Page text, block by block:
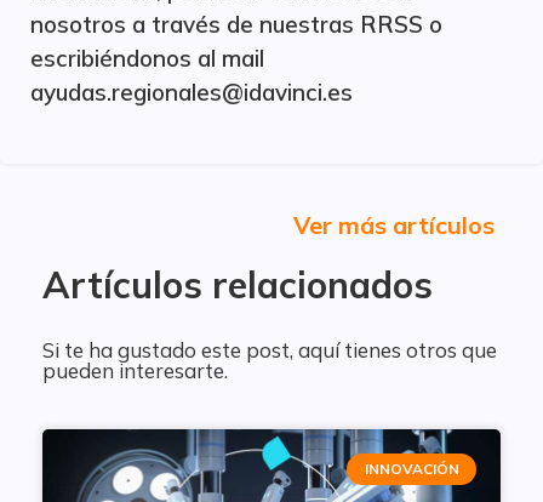
nosotros a través de nuestras RRSS o
escribiéndonos al mail
ayudas.regionales@idavinci.es
Artículos relacionados
Ver más artículos
Si te ha gustado este post, aquí tienes otros que
pueden interesarte.
INNOVACIÓN